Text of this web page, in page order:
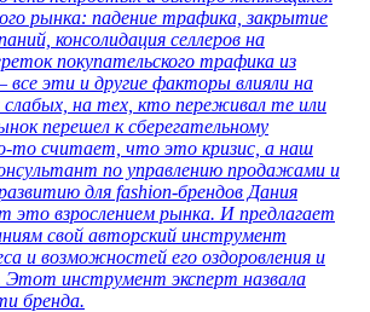
рынка: падение трафика, закрытие
консолидация селлеров на
покупательского трафика из
все эти и другие факторы влияли на
слабых, на тех, кто переживал те или
перешел к сберегательному
то считает, что это кризис, а наш
по управлению продажами и
для fashion-брендов Дания
это взрослением рынка. И предлагает
свой авторский инструмент
и возможностей его оздоровления и
Этот инструмент эксперт назвала
бренда.